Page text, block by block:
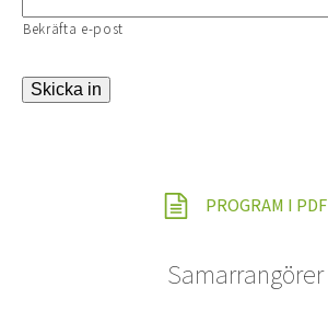
Bekräfta e-post
Skicka in
PROGRAM I PDF
Samarrangörer